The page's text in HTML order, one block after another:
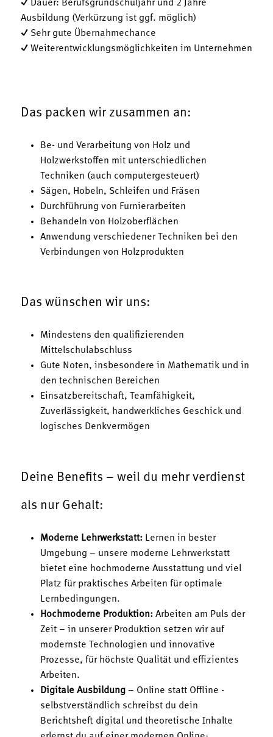
✓ Dauer: Berufsgrundschuljahr und 2 Jahre
Ausbildung (Verkürzung ist ggf. möglich)
✓ Sehr gute Übernahmechance
✓ Weiterentwicklungsmöglichkeiten im Unternehmen
Das packen wir zusammen an:
Be- und Verarbeitung von Holz und
Holzwerkstoffen mit unterschiedlichen
Techniken (auch computergesteuert)
Sägen, Hobeln, Schleifen und Fräsen
Durchführung von Furnierarbeiten
Behandeln von Holzoberflächen
Anwendung verschiedener Techniken bei den
Verbindungen von Holzprodukten
Das wünschen wir uns:
Mindestens den qualifizierenden
Mittelschulabschluss
Gute Noten, insbesondere in Mathematik und in
den technischen Bereichen
Einsatzbereitschaft, Teamfähigkeit,
Zuverlässigkeit, handwerkliches Geschick und
logisches Denkvermögen
Deine Benefits – weil du mehr verdienst
als nur Gehalt:
Moderne Lehrwerkstatt: Lernen in bester
Umgebung – unsere moderne Lehrwerkstatt
bietet eine hochmoderne Ausstattung und viel
Platz für praktisches Arbeiten für optimale
Lernbedingungen.
Hochmoderne Produktion: Arbeiten am Puls der
Zeit – in unserer Produktion setzen wir auf
modernste Technologien und innovative
Prozesse, für höchste Qualität und effizientes
Arbeiten.
Digitale Ausbildung – Online statt Offline -
selbstverständlich schreibst du dein
Berichtsheft digital und theoretische Inhalte